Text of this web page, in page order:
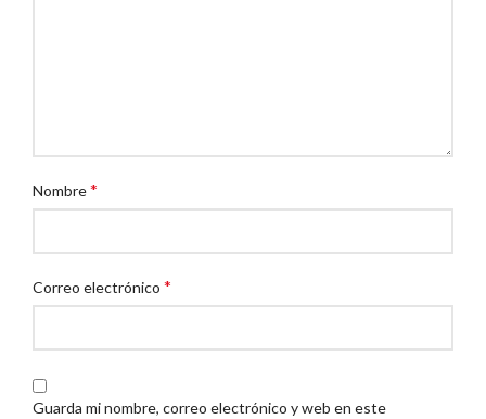
Nombre*
Correo electrónico *
Guarda mi nombre, correo electrónico y web en este